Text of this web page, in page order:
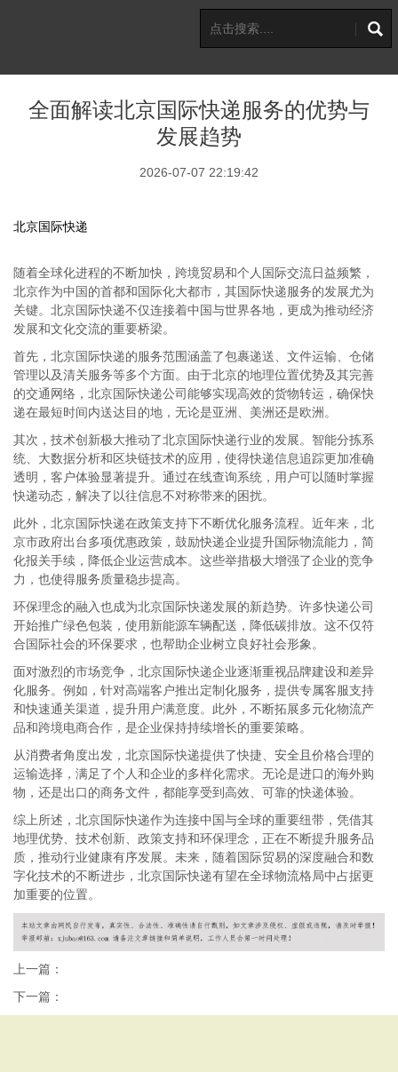
全面解读北京国际快递服务的优势与
发展趋势
2026-07-07 22:19:42
北京国际快递
随着全球化进程的不断加快，跨境贸易和个人国际交流日益频繁，
北京作为中国的首都和国际化大都市，其国际快递服务的发展尤为
关键。北京国际快递不仅连接着中国与世界各地，更成为推动经济
发展和文化交流的重要桥梁。
首先，北京国际快递的服务范围涵盖了包裹递送、文件运输、仓储
管理以及清关服务等多个方面。由于北京的地理位置优势及其完善
的交通网络，北京国际快递公司能够实现高效的货物转运，确保快
递在最短时间内送达目的地，无论是亚洲、美洲还是欧洲。
其次，技术创新极大推动了北京国际快递行业的发展。智能分拣系
统、大数据分析和区块链技术的应用，使得快递信息追踪更加准确
透明，客户体验显著提升。通过在线查询系统，用户可以随时掌握
快递动态，解决了以往信息不对称带来的困扰。
此外，北京国际快递在政策支持下不断优化服务流程。近年来，北
京市政府出台多项优惠政策，鼓励快递企业提升国际物流能力，简
化报关手续，降低企业运营成本。这些举措极大增强了企业的竞争
力，也使得服务质量稳步提高。
环保理念的融入也成为北京国际快递发展的新趋势。许多快递公司
开始推广绿色包装，使用新能源车辆配送，降低碳排放。这不仅符
合国际社会的环保要求，也帮助企业树立良好社会形象。
面对激烈的市场竞争，北京国际快递企业逐渐重视品牌建设和差异
化服务。例如，针对高端客户推出定制化服务，提供专属客服支持
和快速通关渠道，提升用户满意度。此外，不断拓展多元化物流产
品和跨境电商合作，是企业保持持续增长的重要策略。
从消费者角度出发，北京国际快递提供了快捷、安全且价格合理的
运输选择，满足了个人和企业的多样化需求。无论是进口的海外购
物，还是出口的商务文件，都能享受到高效、可靠的快递体验。
综上所述，北京国际快递作为连接中国与全球的重要纽带，凭借其
地理优势、技术创新、政策支持和环保理念，正在不断提升服务品
质，推动行业健康有序发展。未来，随着国际贸易的深度融合和数
字化技术的不断进步，北京国际快递有望在全球物流格局中占据更
加重要的位置。
上一篇：
下一篇：